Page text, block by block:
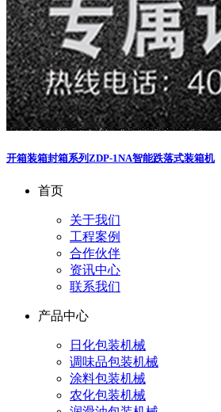
开箱装箱封箱系列 ZDP-1NA智能跌落式装箱机
首页
关于我们
工程案例
合作伙伴
资讯中心
联系我们
产品中心
日化包装机械
调味品包装机械
涂料包装机械
农化包装机械